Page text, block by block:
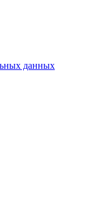
данных